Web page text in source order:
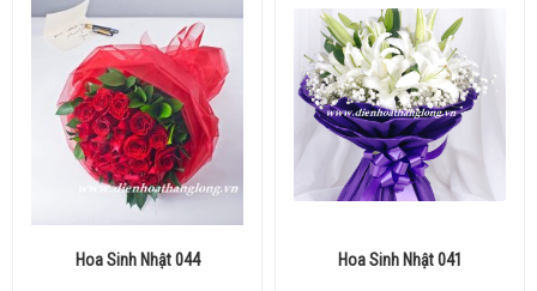
Hoa Sinh Nhật 044 Hoa Sinh Nhật 041